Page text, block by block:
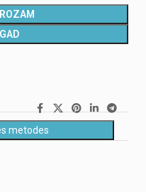
metodes